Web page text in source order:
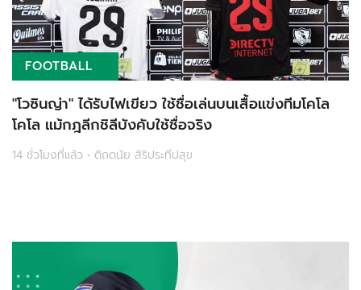
FOOTBALL
"โวซินญ่า" ได้รับไฟเขียว ใช้ชื่อเล่นบนเสื้อแข่งทีมโคโล
โคโล แม้กฎลีกชิลีบังคับใช้ชื่อจริง
14 ชั่วโมงที่แล้ว • ดิถดนัย สิริประทีปสุข